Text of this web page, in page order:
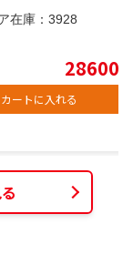
在庫： 3928
28600
カートに入れる